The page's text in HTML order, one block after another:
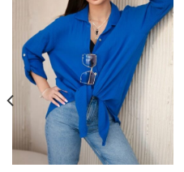
Add to wishlist